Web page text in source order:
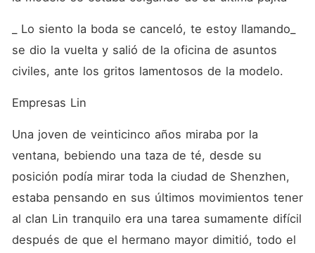
_ Lo siento la boda se canceló, te estoy llamando_
se dio la vuelta y salió de la oficina de asuntos
civiles, ante los gritos lamentosos de la modelo.
Empresas Lin
Una joven de veinticinco años miraba por la
ventana, bebiendo una taza de té, desde su
posición podía mirar toda la ciudad de Shenzhen,
estaba pensando en sus últimos movimientos tener
al clan Lin tranquilo era una tarea sumamente difícil
después de que el hermano mayor dimitió, todo el